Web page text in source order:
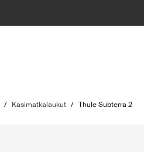
/ Käsimatkalaukut / Thule Subterra 2